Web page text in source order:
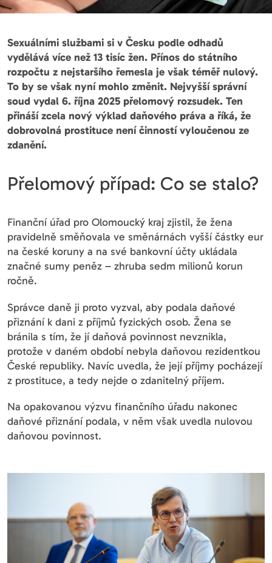
Sexuálními službami si v Česku podle odhadů
vydělává více než 13 tisíc žen. Přínos do státního
rozpočtu z nejstaršího řemesla je však téměř nulový.
To by se však nyní mohlo změnit. Nejvyšší správní
soud vydal 6. října 2025 přelomový rozsudek. Ten
přináší zcela nový výklad daňového práva a říká, že
dobrovolná prostituce není činností vyloučenou ze
zdanění.
Přelomový případ: Co se stalo?
Finanční úřad pro Olomoucký kraj zjistil, že žena
pravidelně směňovala ve směnárnách vyšší částky eur
na české koruny a na své bankovní účty ukládala
značné sumy peněz – zhruba sedm milionů korun
ročně.
Správce daně ji proto vyzval, aby podala daňové
přiznání k dani z příjmů fyzických osob. Žena se
bránila s tím, že jí daňová povinnost nevznikla,
protože v daném období nebyla daňovou rezidentkou
České republiky. Navíc uvedla, že její příjmy pocházejí
z prostituce, a tedy nejde o zdanitelný příjem.
Na opakovanou výzvu finančního úřadu nakonec
daňové přiznání podala, v něm však uvedla nulovou
daňovou povinnost.